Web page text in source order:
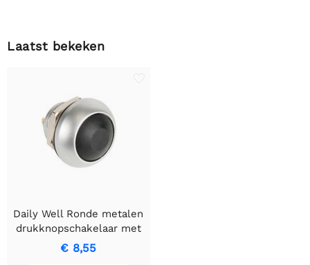
Laatst bekeken
Daily Well Ronde metalen
drukknopschakelaar met
zwarte dop, 1P SPST UIT-
(AAN) configuratie
€ 8,55